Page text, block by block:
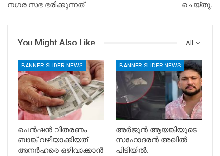
നഗര സഭ ഭരിക്കുന്നത്
ചെയ്തു.
All
You Might Also Like
BANNER SLIDER NEWS
പെൻഷൻ വിതരണം
ബാങ്ക് വഴിയാക്കിയത്
അനർഹരെ ഒഴിവാക്കാൻ
BANNER SLIDER NEWS
അർജുൻ ആയങ്കിയുടെ
സഹോദരൻ അഖിൽ
പിടിയിൽ.